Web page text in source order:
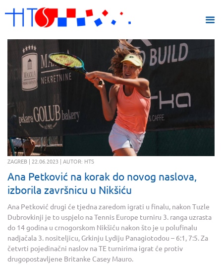
ZAGREB | 22.06.2023 | AUTOR: HTS
Ana Petković na korak do novog naslova,
izborila završnicu u Nikšiću
Ana Petković drugi će tjedna zaredom igrati u finalu, nakon Tuzle
Dubrovkinji je to uspjelo na Tennis Europe turniru 3. ranga uzrasta
do 14 godina u crnogorskom Nikšiću nakon što je u polufinalu
nadjačala 3. nositeljicu, Grkinju Lydiju Panagiotodou – 6:1, 7:5. Za
četvrti pojedinačni naslov na TE turnirima igrat će protiv
drugopostavljene Britanke Casey Mauro.